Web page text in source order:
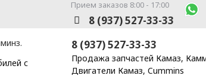
Прием заказов 8:00 - 17:00
8 (937) 527-33-33
с
8 (937) 527-33-33
Продажа запчастей Камаз,
Двигатели Камаз, Cummins